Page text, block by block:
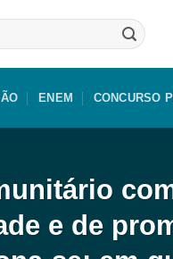
ENEM CONCURSO
e de